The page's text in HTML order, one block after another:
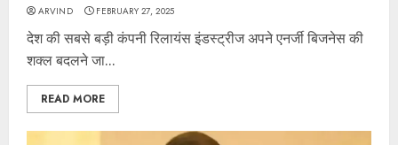
ARVIND FEBRUARY 27, 2025
देश की सबसे बड़ी कंपनी रिलायंस इंडस्ट्रीज अपने एनर्जी बिजनेस की
शक्ल बदलने जा...
READ MORE